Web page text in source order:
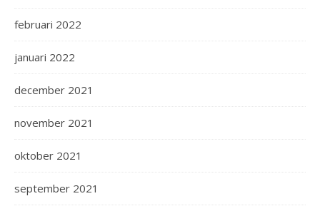
februari 2022
januari 2022
december 2021
november 2021
oktober 2021
september 2021